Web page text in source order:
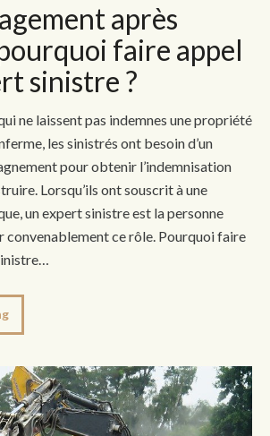
après
faire appel
sinistre ?
ne laissent pas indemnes une propriété
les sinistrés ont besoin d’un
pour obtenir l’indemnisation
Lorsqu’ils ont souscrit à une
un expert sinistre est la personne
convenablement ce rôle. Pourquoi faire